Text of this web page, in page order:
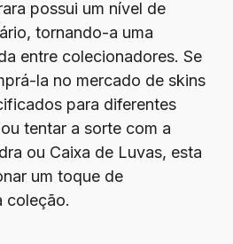
possui um nível de
tornando-a uma
entre colecionadores. Se
la no mercado de skins
para diferentes
tentar a sorte com a
ou Caixa de Luvas, esta
um toque de
coleção.